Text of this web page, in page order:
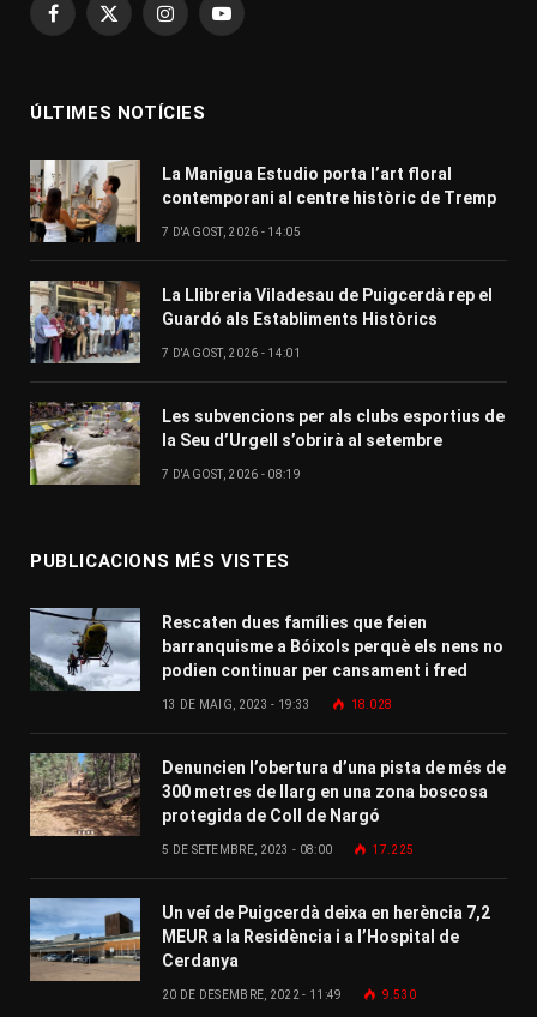
Facebook
X
InstagramYouTube
ÚLTIMES NOTÍCIES
La Manigua Estudio porta l’art floral
contemporani al centre històric de Tremp
7 D'AGOST, 2026 - 14:05
La Llibreria Viladesau de Puigcerdà rep el
Guardó als Establiments Històrics
7 D'AGOST, 2026 - 14:01
Les subvencions per als clubs esportius de
la Seu d’Urgell s’obrirà al setembre
7 D'AGOST, 2026 - 08:19
PUBLICACIONS MÉS VISTES
Rescaten dues famílies que feien
barranquisme a Bóixols perquè els nens no
podien continuar per cansament i fred
13 DE MAIG, 2023 - 19:33 18.028
Denuncien l’obertura d’una pista de més de
300 metres de llarg en una zona boscosa
protegida de Coll de Nargó
5 DE SETEMBRE, 2023 - 08:00 17.225
Un veí de Puigcerdà deixa en herència 7,2
MEUR a la Residència i a l’Hospital de
Cerdanya
20 DE DESEMBRE, 2022 - 11:49 9.530